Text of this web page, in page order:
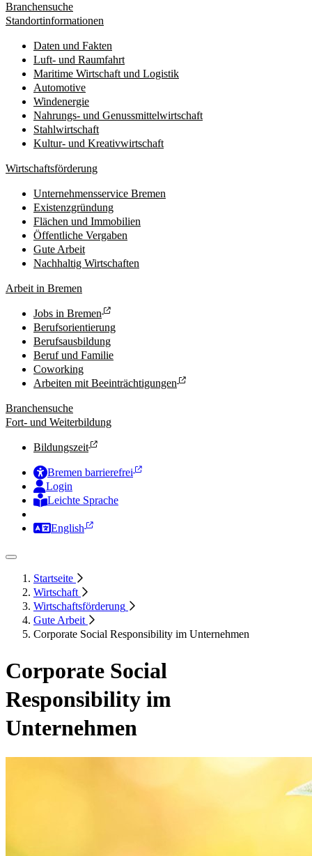
Branchensuche
Standortinformationen
Daten und Fakten
Luft- und Raumfahrt
Maritime Wirtschaft und Logistik
Automotive
Windenergie
Nahrungs- und Genussmittelwirtschaft
Stahlwirtschaft
Kultur- und Kreativwirtschaft
Wirtschaftsförderung
Unternehmensservice Bremen
Existenzgründung
Flächen und Immobilien
Öffentliche Vergaben
Gute Arbeit
Nachhaltig Wirtschaften
Arbeit in Bremen
Jobs in Bremen
Berufsorientierung
Berufsausbildung
Beruf und Familie
Coworking
Arbeiten mit Beeinträchtigungen
Branchensuche
Fort- und Weiterbildung
Bildungszeit
Bremen barrierefrei
Login
Leichte Sprache
English
Startseite
Wirtschaft
Wirtschaftsförderung
Gute Arbeit
Corporate Social Responsibility im Unternehmen
Corporate Social
Responsibility im
Unternehmen